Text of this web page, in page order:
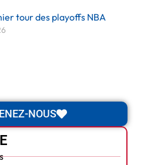
tour des playoffs NBA
NOUS